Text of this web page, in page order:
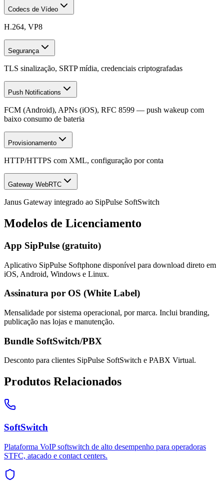
Codecs de Vídeo
H.264, VP8
Segurança
TLS sinalização, SRTP mídia, credenciais criptografadas
Push Notifications
FCM (Android), APNs (iOS), RFC 8599 — push wakeup com
baixo consumo de bateria
Provisionamento
HTTP/HTTPS com XML, configuração por conta
Gateway WebRTC
Janus Gateway integrado ao SipPulse SoftSwitch
Modelos de Licenciamento
App SipPulse (gratuito)
Aplicativo SipPulse Softphone disponível para download direto em
iOS, Android, Windows e Linux.
Assinatura por OS (White Label)
Mensalidade por sistema operacional, por marca. Inclui branding,
publicação nas lojas e manutenção.
Bundle SoftSwitch/PBX
Desconto para clientes SipPulse SoftSwitch e PABX Virtual.
Produtos Relacionados
SoftSwitch
Plataforma VoIP softswitch de alto desempenho para operadoras
STFC, atacado e contact centers.